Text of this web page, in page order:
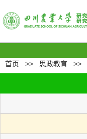
首页 >> 思政教育 >>